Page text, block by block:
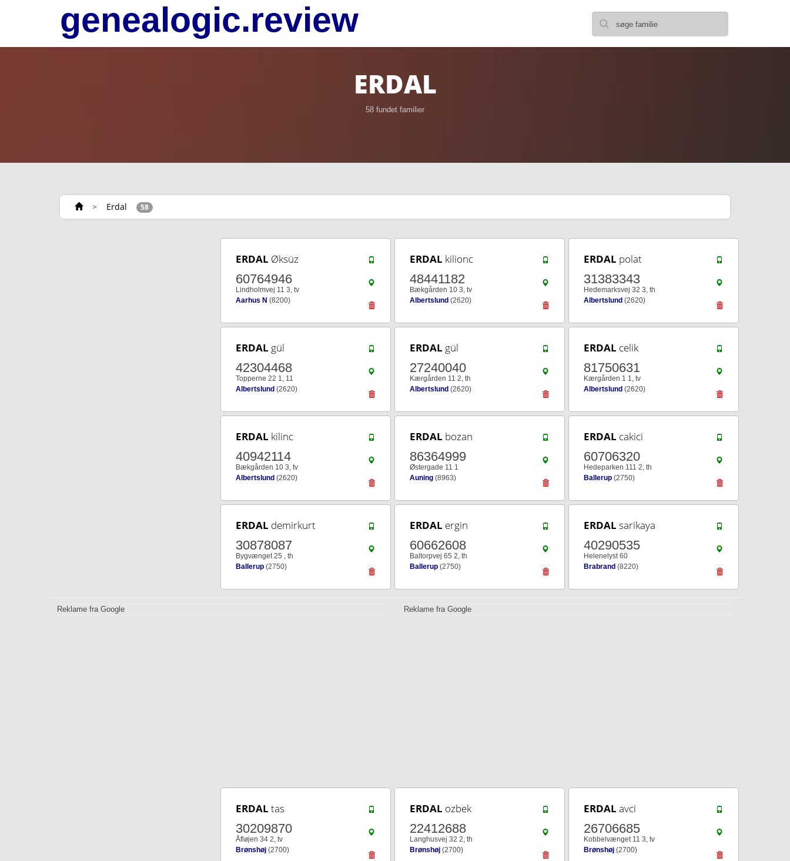
genealogic.review
ERDAL
58 fundet familier
> Erdal 58
ERDAL Øksüz
60764946
Lindholmvej 11 3, tv
Aarhus N (8200)
ERDAL kilionc
48441182
Bækgården 10 3, tv
Albertslund (2620)
ERDAL polat
31383343
Hedemarksvej 32 3, th
Albertslund (2620)
ERDAL gül
42304468
Topperne 22 1, 11
Albertslund (2620)
ERDAL gül
27240040
Kærgården 11 2, th
Albertslund (2620)
ERDAL celik
81750631
Kærgården 1 1, tv
Albertslund (2620)
ERDAL kilinc
40942114
Bækgården 10 3, tv
Albertslund (2620)
ERDAL bozan
86364999
Østergade 11 1
Auning (8963)
ERDAL cakici
60706320
Hedeparken 111 2, th
Ballerup (2750)
ERDAL demirkurt
30878087
Bygvænget 25 , th
Ballerup (2750)
ERDAL ergin
60662608
Baltorpvej 65 2, th
Ballerup (2750)
ERDAL sarikaya
40290535
Helenelyst 60
Brabrand (8220)
Reklame fra Google Reklame fra Google
ERDAL tas
30209870
Åfløjen 34 2, tv
Brønshøj (2700)
ERDAL ozbek
22412688
Langhusvej 32 2, th
Brønshøj (2700)
ERDAL avci
26706685
Kobbelvænget 11 3, tv
Brønshøj (2700)